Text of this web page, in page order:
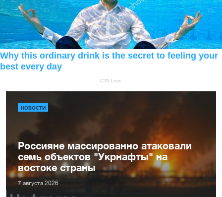
НОВОСТИ
Россияне массированно атаковали
семь объектов "Укрнафты" на
востоке страны
7 августа 2026